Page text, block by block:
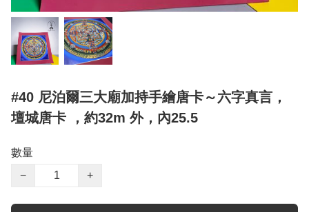
#40 尼泊爾三大廟加持手繪唐卡～六字真言，
壇城唐卡 ，約32m 外，內25.5
數量
−
+